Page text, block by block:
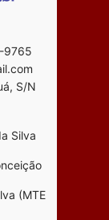
9765
S/N
Silva
(MTE